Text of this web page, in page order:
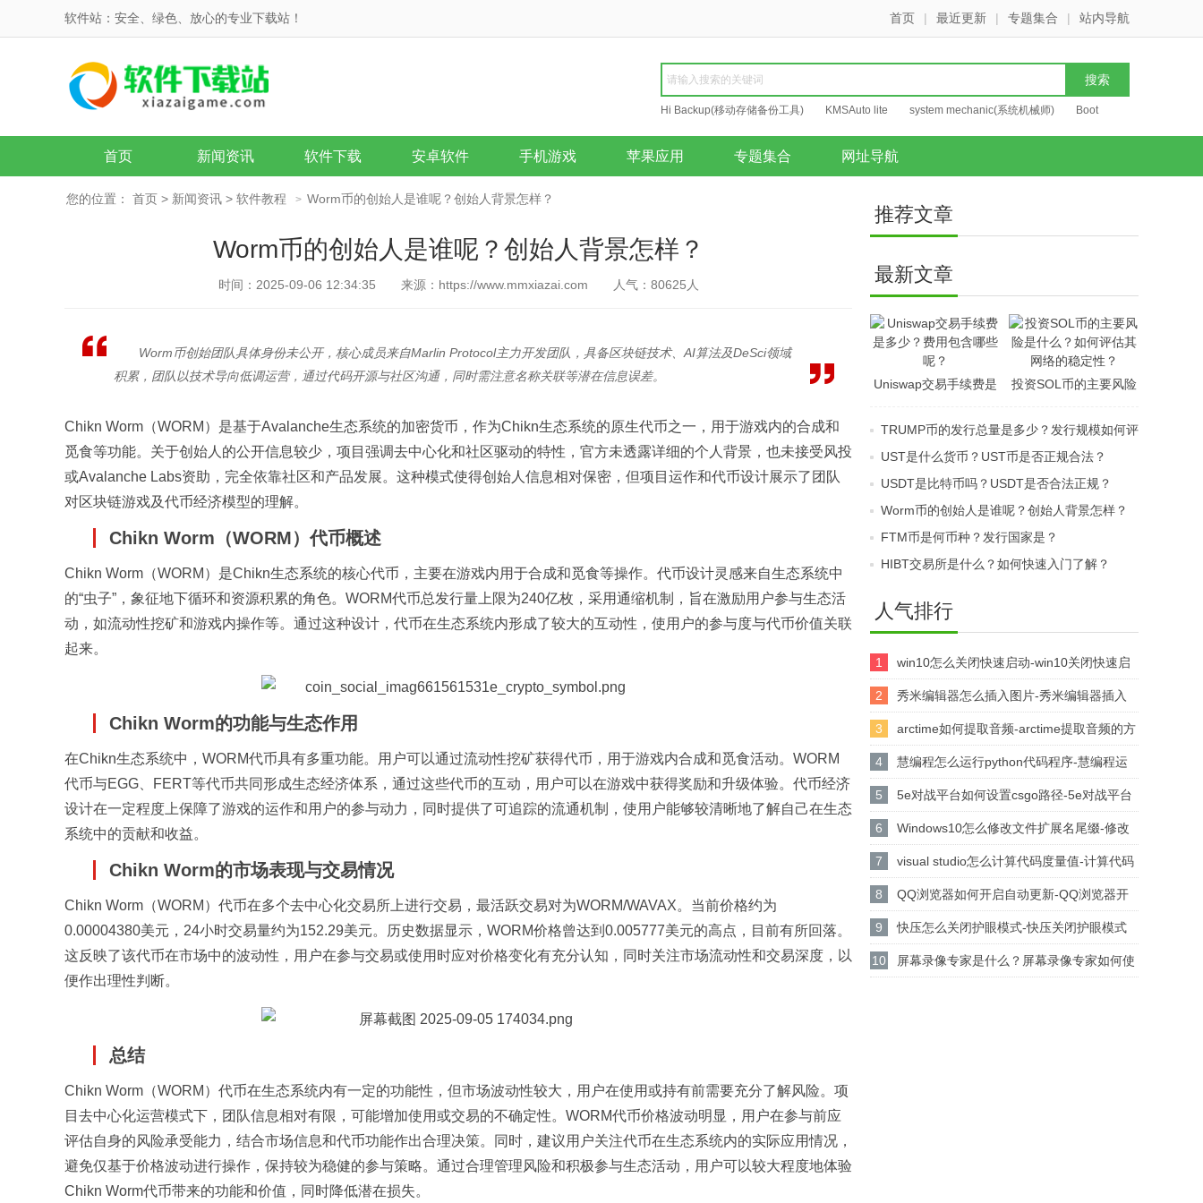
软件站：安全、绿色、放心的专业下载站！ 首页 | 最近更新 | 专题集合 | 站内导航
Hi Backup(移动存储备份工具) KMSAuto lite system mechanic(系统机械师) Boot
Repair
首页 新闻资讯 软件下载 安卓软件 手机游戏 苹果应用 专题集合 网址导航
您的位置： 首页 > 新闻资讯 > 软件教程 > Worm币的创始人是谁呢？创始人背景怎样？
Worm币的创始人是谁呢？创始人背景怎样？
时间：2025-09-06 12:34:35 来源：https://www.mmxiazai.com 人气： 80625 人
Worm币创始团队具体身份未公开，核心成员来自Marlin Protocol主力开发团队，具备区块链技术、AI算法及DeSci领域
积累，团队以技术导向低调运营，通过代码开源与社区沟通，同时需注意名称关联等潜在信息误差。
Chikn Worm（WORM）是基于Avalanche生态系统的加密货币，作为Chikn生态系统的原生代币之一，用于游戏内的合成和
觅食等功能。关于创始人的公开信息较少，项目强调去中心化和社区驱动的特性，官方未透露详细的个人背景，也未接受风投
或Avalanche Labs资助，完全依靠社区和产品发展。这种模式使得创始人信息相对保密，但项目运作和代币设计展示了团队
对区块链游戏及代币经济模型的理解。
Chikn Worm（WORM）代币概述
Chikn Worm（WORM）是Chikn生态系统的核心代币，主要在游戏内用于合成和觅食等操作。代币设计灵感来自生态系统中
的“虫子”，象征地下循环和资源积累的角色。WORM代币总发行量上限为240亿枚，采用通缩机制，旨在激励用户参与生态活
动，如流动性挖矿和游戏内操作等。通过这种设计，代币在生态系统内形成了较大的互动性，使用户的参与度与代币价值关联
起来。
Chikn Worm的功能与生态作用
在Chikn生态系统中，WORM代币具有多重功能。用户可以通过流动性挖矿获得代币，用于游戏内合成和觅食活动。WORM
代币与EGG、FERT等代币共同形成生态经济体系，通过这些代币的互动，用户可以在游戏中获得奖励和升级体验。代币经济
设计在一定程度上保障了游戏的运作和用户的参与动力，同时提供了可追踪的流通机制，使用户能够较清晰地了解自己在生态
系统中的贡献和收益。
Chikn Worm的市场表现与交易情况
Chikn Worm（WORM）代币在多个去中心化交易所上进行交易，最活跃交易对为WORM/WAVAX。当前价格约为
0.00004380美元，24小时交易量约为152.29美元。历史数据显示，WORM价格曾达到0.005777美元的高点，目前有所回落。
这反映了该代币在市场中的波动性，用户在参与交易或使用时应对价格变化有充分认知，同时关注市场流动性和交易深度，以
便作出理性判断。
总结
Chikn Worm（WORM）代币在生态系统内有一定的功能性，但市场波动性较大，用户在使用或持有前需要充分了解风险。项
目去中心化运营模式下，团队信息相对有限，可能增加使用或交易的不确定性。WORM代币价格波动明显，用户在参与前应
评估自身的风险承受能力，结合市场信息和代币功能作出合理决策。同时，建议用户关注代币在生态系统内的实际应用情况，
避免仅基于价格波动进行操作，保持较为稳健的参与策略。通过合理管理风险和积极参与生态活动，用户可以较大程度地体验
Chikn Worm代币带来的功能和价值，同时降低潜在损失。
推荐文章
最新文章
Uniswap交易手续费是
呢？
投资SOL币的主要风险
络的稳定性？
TRUMP币的发行总量是多少？发行规模如何评
估？UST是什么货币？UST币是否正规合法？
USDT是比特币吗？USDT是否合法正规？
Worm币的创始人是谁呢？创始人背景怎样？
‌FTM币是何币种？发行国家是？‌
HIBT交易所是什么？如何快速入门了解？
人气排行
1 win10怎么关闭快速启动-win10关闭快速启
动的方法
2 秀米编辑器怎么插入图片-秀米编辑器插入
图片的方法
3 arctime如何提取音频-arctime提取音频的方
法介绍
4 慧编程怎么运行python代码程序-慧编程运
行python代码程序的方法
5 5e对战平台如何设置csgo路径-5e对战平台
设置csgo路径的方法
6 Windows10怎么修改文件扩展名尾缀-修改
文件扩展名尾缀方法
7 visual studio怎么计算代码度量值-计算代码
度量值方法
8 QQ浏览器如何开启自动更新-QQ浏览器开
启自动更新的方法
9 快压怎么关闭护眼模式-快压关闭护眼模式
的方法介绍
10 屏幕录像专家是什么？屏幕录像专家如何使